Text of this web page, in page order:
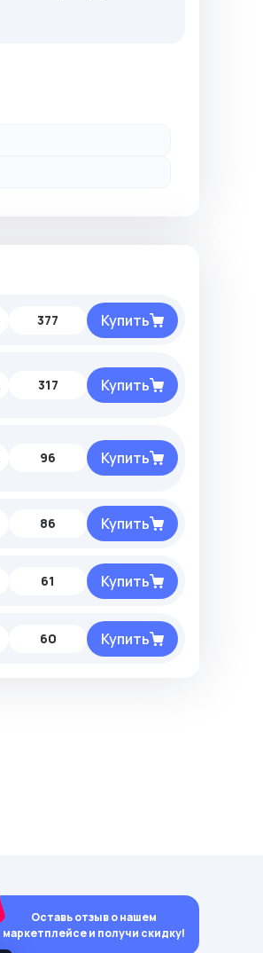
377 Купить
317 Купить
96 Купить
86 Купить
61 Купить
60 Купить
Оставь отзыв о нашем
маркетплейсе и получи скидку!